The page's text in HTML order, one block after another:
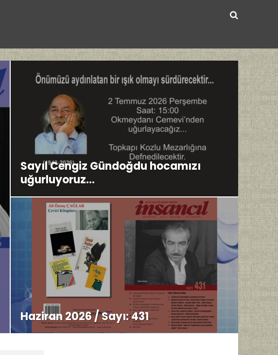
Sayıl Cengiz Gündoğdu hocamızı
uğurluyoruz…
Haziran 2026 / Sayı: 431